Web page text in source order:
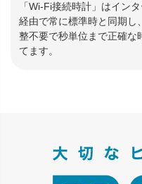
「Wi-Fi接続時計」はイン
経由で常に標準時と同期し
整不要で秒単位まで正確な
てます。